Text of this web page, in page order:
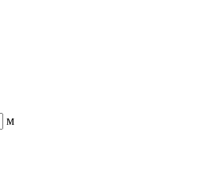
м